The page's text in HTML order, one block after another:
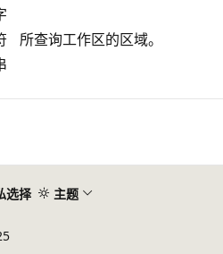
所查询工作区的区域。
选择 主题